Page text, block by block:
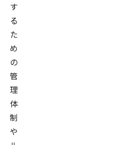
す
る
た
め
の
管
理
体
制
や